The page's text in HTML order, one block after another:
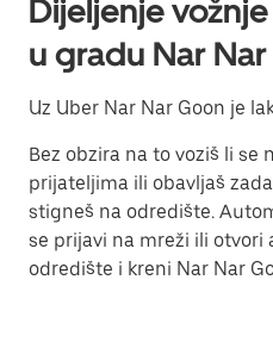
Dijeljenje
u gradu Nar
Uz Uber Nar Nar Goon je
Bez obzira na to voziš li se
prijateljima ili obavljaš
stigneš na odredište.
se prijavi na mreži ili otvori
odredište i kreni Nar Nar